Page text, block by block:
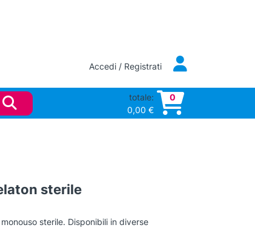
Accedi / Registrati
totale:
0,00 €
0
sterile
sterile. Disponibili in diverse